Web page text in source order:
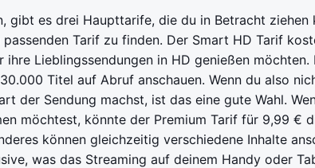
gibt es drei Haupttarife, die du in Betracht ziehen
Tarif zu finden. Der Smart HD Tarif
ihre Lieblingssendungen in HD genießen
Titel auf Abruf anschauen. Wenn du also
der Sendung machst, ist das eine gute Wahl.
möchtest, könnte der Premium Tarif für 9,99 €
können gleichzeitig verschiedene Inhalte
was das Streaming auf deinem Handy oder